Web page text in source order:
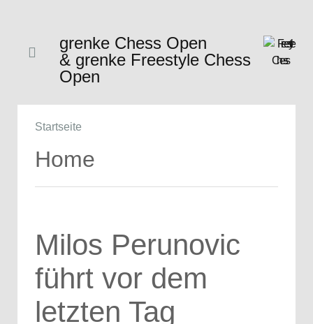
grenke Chess Open
& grenke Freestyle Chess
Open
Startseite
Home
Milos Perunovic
führt vor dem
letzten Tag